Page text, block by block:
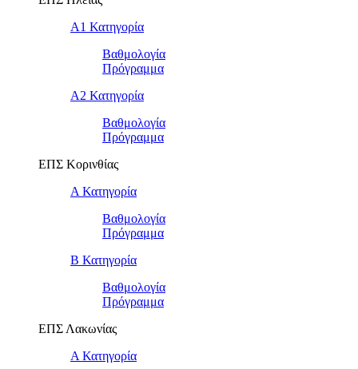
Α1 Κατηγορία
Βαθμολογία
Πρόγραμμα
Α2 Κατηγορία
Βαθμολογία
Πρόγραμμα
ΕΠΣ Κορινθίας
Α Κατηγορία
Βαθμολογία
Πρόγραμμα
Β Κατηγορία
Βαθμολογία
Πρόγραμμα
ΕΠΣ Λακωνίας
Α Κατηγορία